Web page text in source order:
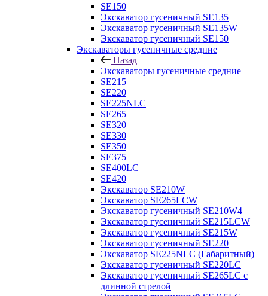
SE150
Экскаватор гусеничный SE135
Экскаватор гусеничный SE135W
Экскаватор гусеничный SE150
Экскаваторы гусеничные средние
Назад
Экскаваторы гусеничные средние
SE215
SE220
SE225NLC
SE265
SE320
SE330
SE350
SE375
SE400LC
SE420
Экскаватор SE210W
Экскаватор SE265LCW
Экскаватор гусеничный SE210W4
Экскаватор гусеничный SE215LCW
Экскаватор гусеничный SE215W
Экскаватор гусеничный SE220
Экскаватор SE225NLC (Габаритный)
Экскаватор гусеничный SE220LC
Экскаватор гусеничный SE265LC с
длинной стрелой